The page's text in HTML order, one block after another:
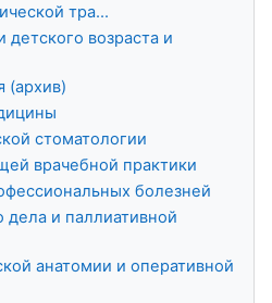
тра...
детского возраста и
(архив)
стоматологии
врачебной практики
болезней
дела и паллиативной
анатомии и оперативной